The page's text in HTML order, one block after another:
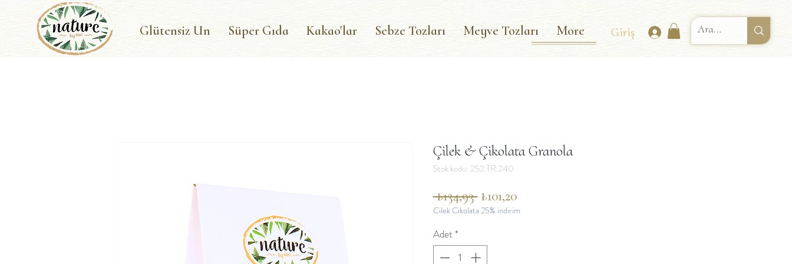
Glütensiz Un Süper Gıda Kakao'lar Sebze Tozları Meyve Tozları More Giriş
Çilek & Çikolata Granola
Stok kodu: 252.TR.240
₺134,93 Normal
Fiyat
₺101,20İndirimli
Fiyat
Cilek Cikolata 25% indirim
Adet *